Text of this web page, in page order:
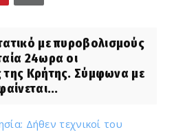
με πυροβολισμούς
24ωρα οι
της Κρήτης. Σύμφωνα με
Δήθεν τεχνικοί του